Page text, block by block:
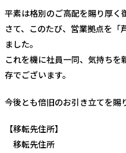
平素は格別のご高配を賜り厚く
さて、このたび、営業拠点を「
ました。
これを機に社員一同、気持ち
存でございます。
今後とも倍旧のお引き立てを賜
【移転先住所】
移転先住所